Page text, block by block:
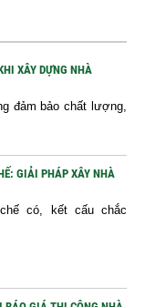
XÂY DỰNG NHÀ
đảm bảo chất lượng,
GIẢI PHÁP XÂY NHÀ
có, kết cấu chắc